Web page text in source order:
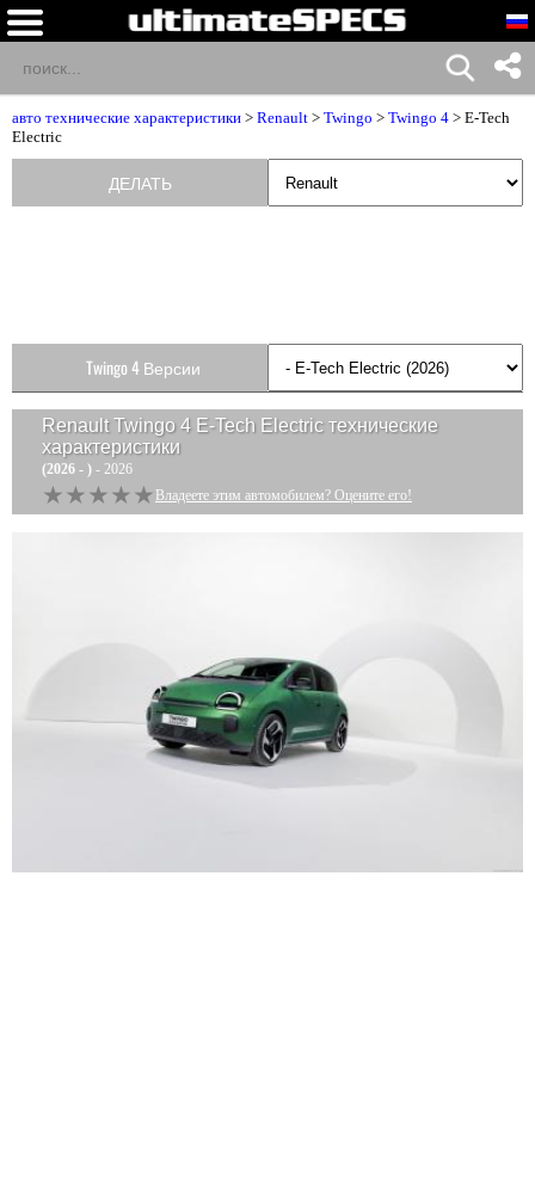
авто технические характеристики > Renault > Twingo > Twingo 4 > E-Tech
Electric
Renault Twingo 4 E-Tech Electric технические
характеристики
(2026 - ) - 2026
★★★★★
★★★★★ Владеете этим автомобилем? Оцените его!
ДЕЛАТЬ
Twingo 4 Версии